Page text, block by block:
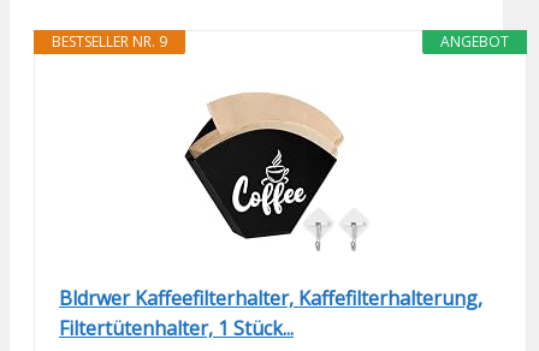
ANGEBOT
BESTSELLER NR. 9
Bldrwer Kaffeefilterhalter, Kaffefilterhalterung,
Filtertütenhalter, 1 Stück...